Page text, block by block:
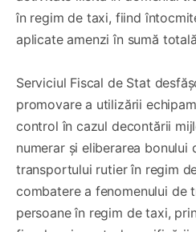
în regim de taxi, fiind
aplicate amenzi în sumă
Serviciul Fiscal de Stat
promovare a utilizării
control în cazul decontării
numerar și eliberarea bonului
transportului rutier în regim
combatere a fenomenului de
persoane în regim de taxi,